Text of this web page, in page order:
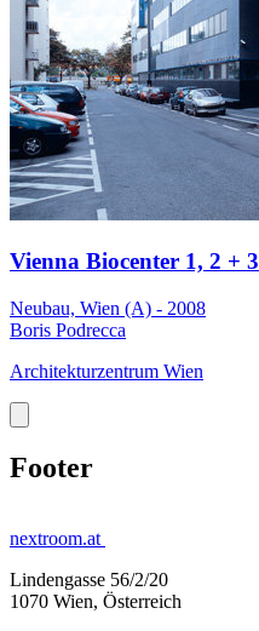
Vienna Biocenter 1, 2 + 3
Neubau, Wien (A) - 2008
Boris Podrecca
Architekturzentrum Wien
Footer
nextroom.at
Lindengasse 56/2/20
1070 Wien, Österreich